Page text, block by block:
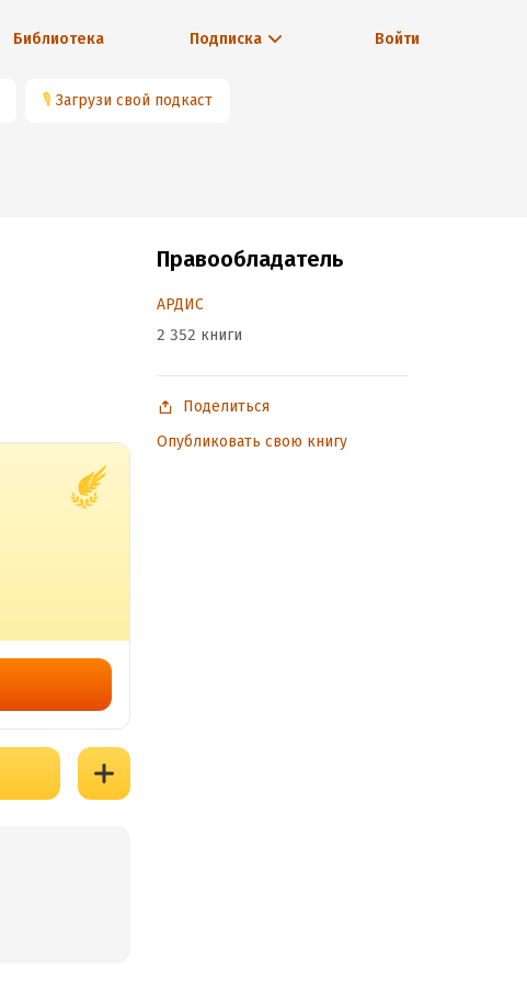
Библиотека Подписка Войти
🎙 Загрузи свой подкаст
Правообладатель
АРДИС
2 352 книги
Поделиться
Опубликовать свою книгу